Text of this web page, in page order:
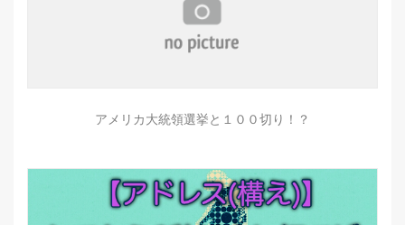
アメリカ大統領選挙と１００切り！？